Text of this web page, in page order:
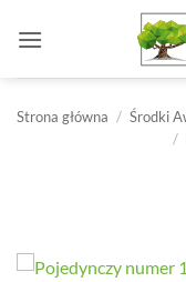
Strona główna / Środki
/